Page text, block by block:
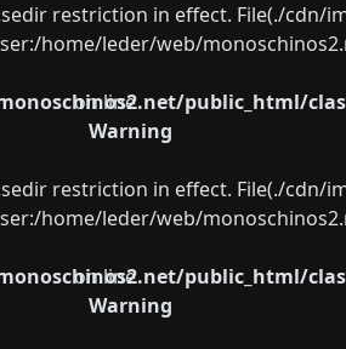
restriction in effect. File(./
home/leder/web/
public_html/
on line
Warning
restriction in effect. File(./
home/leder/web/
public_html/
on line
Warning